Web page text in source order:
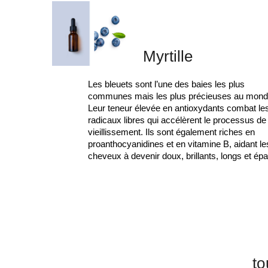
Myrtille
Les bleuets sont l’une des baies les plus
communes mais les plus précieuses au
Leur teneur élevée en antioxydants combat
radicaux libres qui accélèrent le processus de
vieillissement. Ils sont également riches en
proanthocyanidines et en vitamine B, aidant
cheveux à devenir doux, brillants, longs et